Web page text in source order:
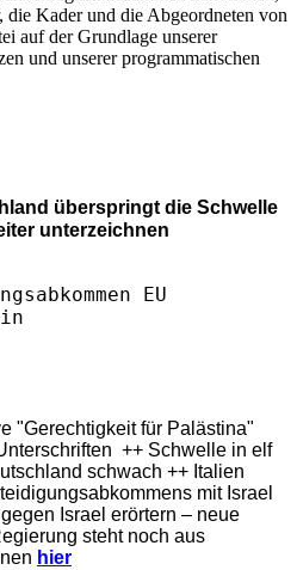
Kader und die Abgeordneten von
auf der Grundlage unserer
und unserer programmatischen
überspringt die Schwelle
unterzeichnen
"Gerechtigkeit für Palästina"
++ Schwelle in elf
schwach ++ Italien
mit Israel
Israel erörtern – neue
steht noch aus
hier